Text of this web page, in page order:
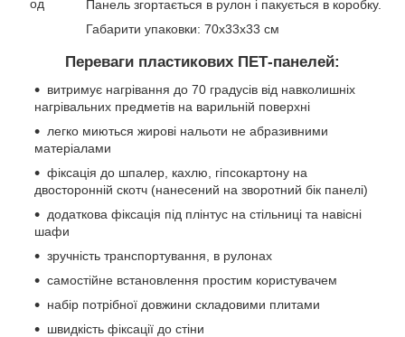
Панель згортається в рулон і пакується в коробку.
Габарити упаковки: 70х33х33 см
Переваги пластикових ПЕТ-панелей:
витримує нагрівання до 70 градусів від навколишніх
нагрівальних предметів на варильній поверхні
легко миються жирові нальоти не абразивними
матеріалами
фіксація до шпалер, кахлю, гіпсокартону на
двосторонній скотч (нанесений на зворотний бік панелі)
додаткова фіксація під плінтус на стільниці та навісні
шафи
зручність транспортування, в рулонах
самостійне встановлення простим користувачем
набір потрібної довжини складовими плитами
швидкість фіксації до стіни